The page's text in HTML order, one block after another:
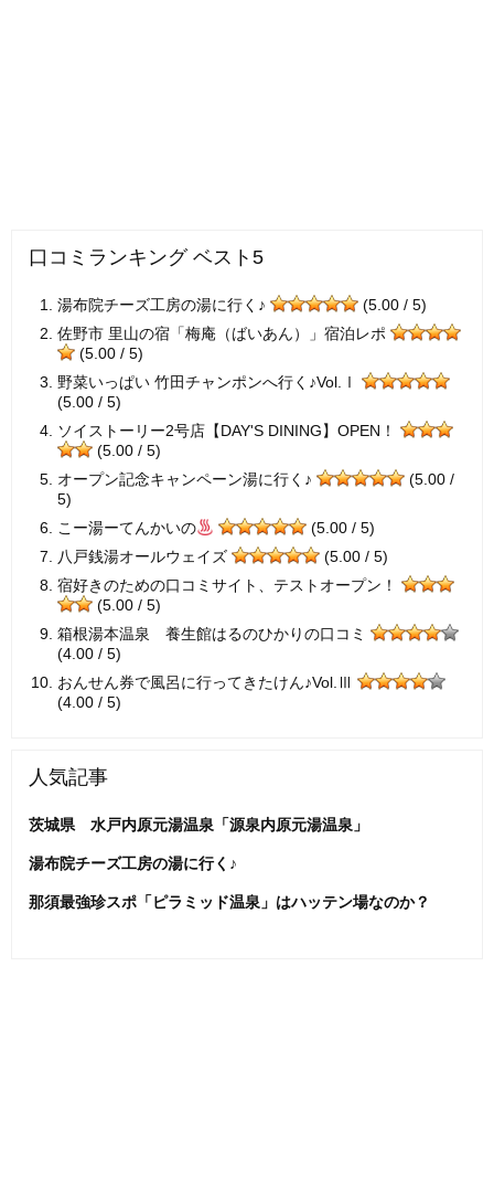
口コミランキング ベスト5
湯布院チーズ工房の湯に行く♪
(5.00 / 5)
佐野市 里山の宿「梅庵（ばいあん）」宿泊レポ
(5.00 / 5)
野菜いっぱい 竹田チャンポンへ行く♪Vol.Ⅰ
(5.00 / 5)
ソイストーリー2号店【DAY'S DINING】OPEN！
(5.00 / 5)
オープン記念キャンペーン湯に行く♪
(5.00 /
5)
こー湯ーてんかいの
(5.00 / 5)
八戸銭湯オールウェイズ
(5.00 / 5)
宿好きのための口コミサイト、テストオープン！
(5.00 / 5)
箱根湯本温泉 養生館はるのひかりの口コミ
(4.00 / 5)
おんせん券で風呂に行ってきたけん♪Vol.Ⅲ
(4.00 / 5)
人気記事
茨城県 水戸内原元湯温泉「源泉内原元湯温泉」
湯布院チーズ工房の湯に行く♪
那須最強珍スポ「ピラミッド温泉」はハッテン場なのか？